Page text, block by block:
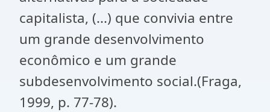
capitalista, (...) que convivia entre
um grande desenvolvimento
econômico e um grande
subdesenvolvimento social.(Fraga,
1999, p. 77-78).